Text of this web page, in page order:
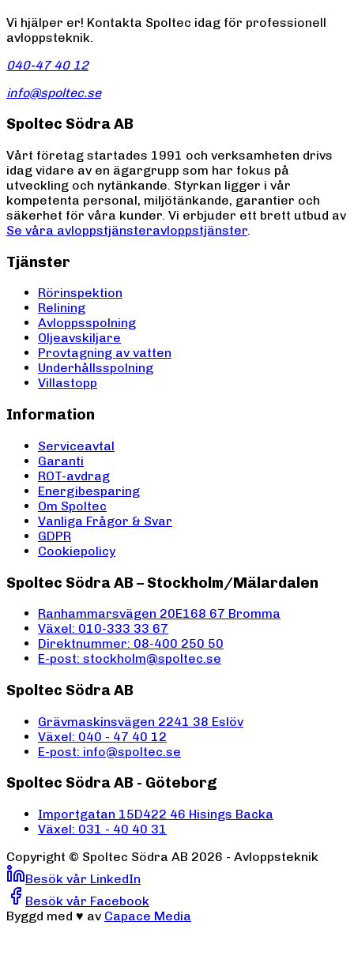
Vi hjälper er! Kontakta Spoltec idag för professionell
avloppsteknik.
040-47 40 12
info@spoltec.se
Spoltec Södra AB
Vårt företag startades 1991 och verksamheten drivs
idag vidare av en ägargrupp som har fokus på
utveckling och nytänkande. Styrkan ligger i vår
kompetenta personal, miljötänkande, garantier och
säkerhet för våra kunder. Vi erbjuder ett brett utbud av
Se våra avloppstjänsteravloppstjänster.
Tjänster
Rörinspektion
Relining
Avloppsspolning
Oljeavskiljare
Provtagning av vatten
Underhållsspolning
Villastopp
Information
Serviceavtal
Garanti
ROT-avdrag
Energibesparing
Om Spoltec
Vanliga Frågor & Svar
GDPR
Cookiepolicy
Spoltec Södra AB – Stockholm/Mälardalen
Ranhammarsvägen 20E168 67 Bromma
Växel: 010-333 33 67
Direktnummer: 08-400 250 50
E-post: stockholm@spoltec.se
Spoltec Södra AB
Grävmaskinsvägen 2241 38 Eslöv
Växel: 040 - 47 40 12
E-post: info@spoltec.se
Spoltec Södra AB - Göteborg
Importgatan 15D422 46 Hisings Backa
Växel: 031 - 40 40 31
Copyright © Spoltec Södra AB 2026 - Avloppsteknik
Besök vår LinkedIn
Besök vår Facebook
Byggd med ♥ av Capace Media